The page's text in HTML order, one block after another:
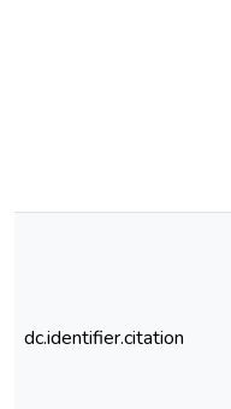
dc.identifier.citation